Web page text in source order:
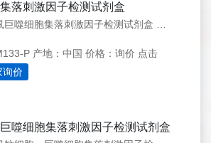
落刺激因子检测试剂盒
P 产地：中国 价格：询价 点击
询价
噬细胞集落刺激因子检测试剂盒